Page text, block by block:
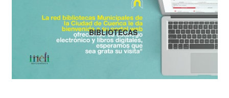
BIBLIOTECAS